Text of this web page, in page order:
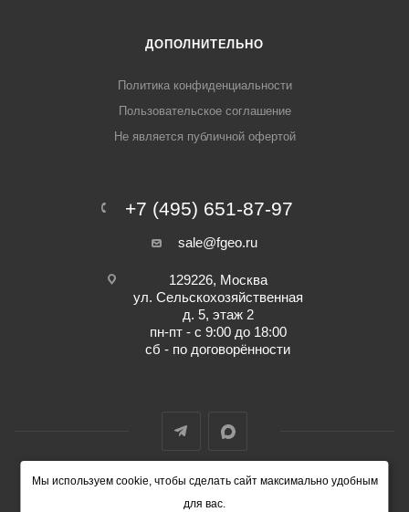
Мы используем cookie, чтобы сделать сайт максимально удобным
для вас.
ДОПОЛНИТЕЛЬНО
Политика конфиденциальности
Пользовательское соглашение
Не является публичной офертой
+7 (495) 651-87-97
sale@fgeo.ru
129226, Москва
ул. Сельскохозяйственная
д. 5, этаж 2
пн-пт - с 9:00 до 18:00
сб - по договорённости
© 2014-2026 ФокусГео